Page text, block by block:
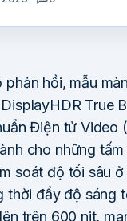
phản hồi, mẫu
True
Điện tử Video
cho những
soát độ tối sâu
thời đẩy độ sáng
trên 600 nit,